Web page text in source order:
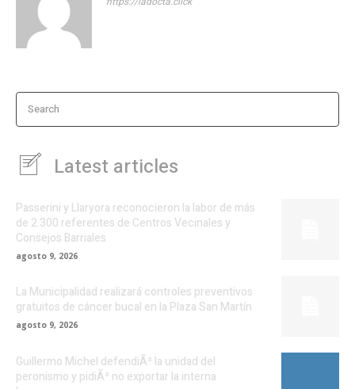
Search
Latest articles
Passerini y Llaryora reconocieron la labor de más
de 2.300 referentes de Centros Vecinales y
Consejos Barriales
agosto 9, 2026
La Municipalidad realizará controles preventivos
gratuitos de cáncer bucal en la Plaza San Martín
agosto 9, 2026
Guillermo Michel defendiÃ³ la unidad del
peronismo y pidiÃ³ no exportar la interna